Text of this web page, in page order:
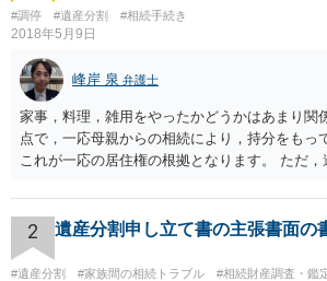
#調停 #遺産分割 #相続手続き
2018年5月9日
峰岸 泉 弁護士
家事，料理，雑用をやったかどうかはあまり関
点で，一応母親からの相続により，持分をもっ
これが一応の居住権の根拠となります。 ただ
2 遺産分割申し立て書の主張書面の
#遺産分割 #家族間の相続トラブル #相続財産調査・鑑